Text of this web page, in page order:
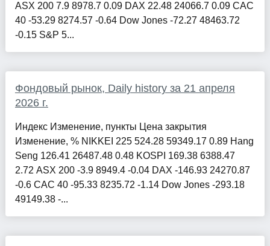
ASX 200 7.9 8978.7 0.09 DAX 22.48 24066.7 0.09 CAC
40 -53.29 8274.57 -0.64 Dow Jones -72.27 48463.72
-0.15 S&P 5...
Фондовый рынок, Daily history за 21 апреля
2026 г.
Индекс Изменение, пункты Цена закрытия
Изменение, % NIKKEI 225 524.28 59349.17 0.89 Hang
Seng 126.41 26487.48 0.48 KOSPI 169.38 6388.47
2.72 ASX 200 -3.9 8949.4 -0.04 DAX -146.93 24270.87
-0.6 CAC 40 -95.33 8235.72 -1.14 Dow Jones -293.18
49149.38 -...